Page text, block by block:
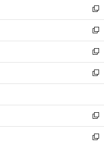
く
で
開
く
ド
ウ
で
開
く
ィ
ン
ド
ウ
で
開
く
い
ウ
ィ
ン
ド
ウ
で
開
新
し
い
ウ
ィ
ン
ド
ウ
開
く
新
し
い
ウ
ィ
ン
ウ
で
開
く
新
し
い
ウ
ン
ド
ウ
で
新
し
ウ
ィ
ン
ド
新
し
い
新